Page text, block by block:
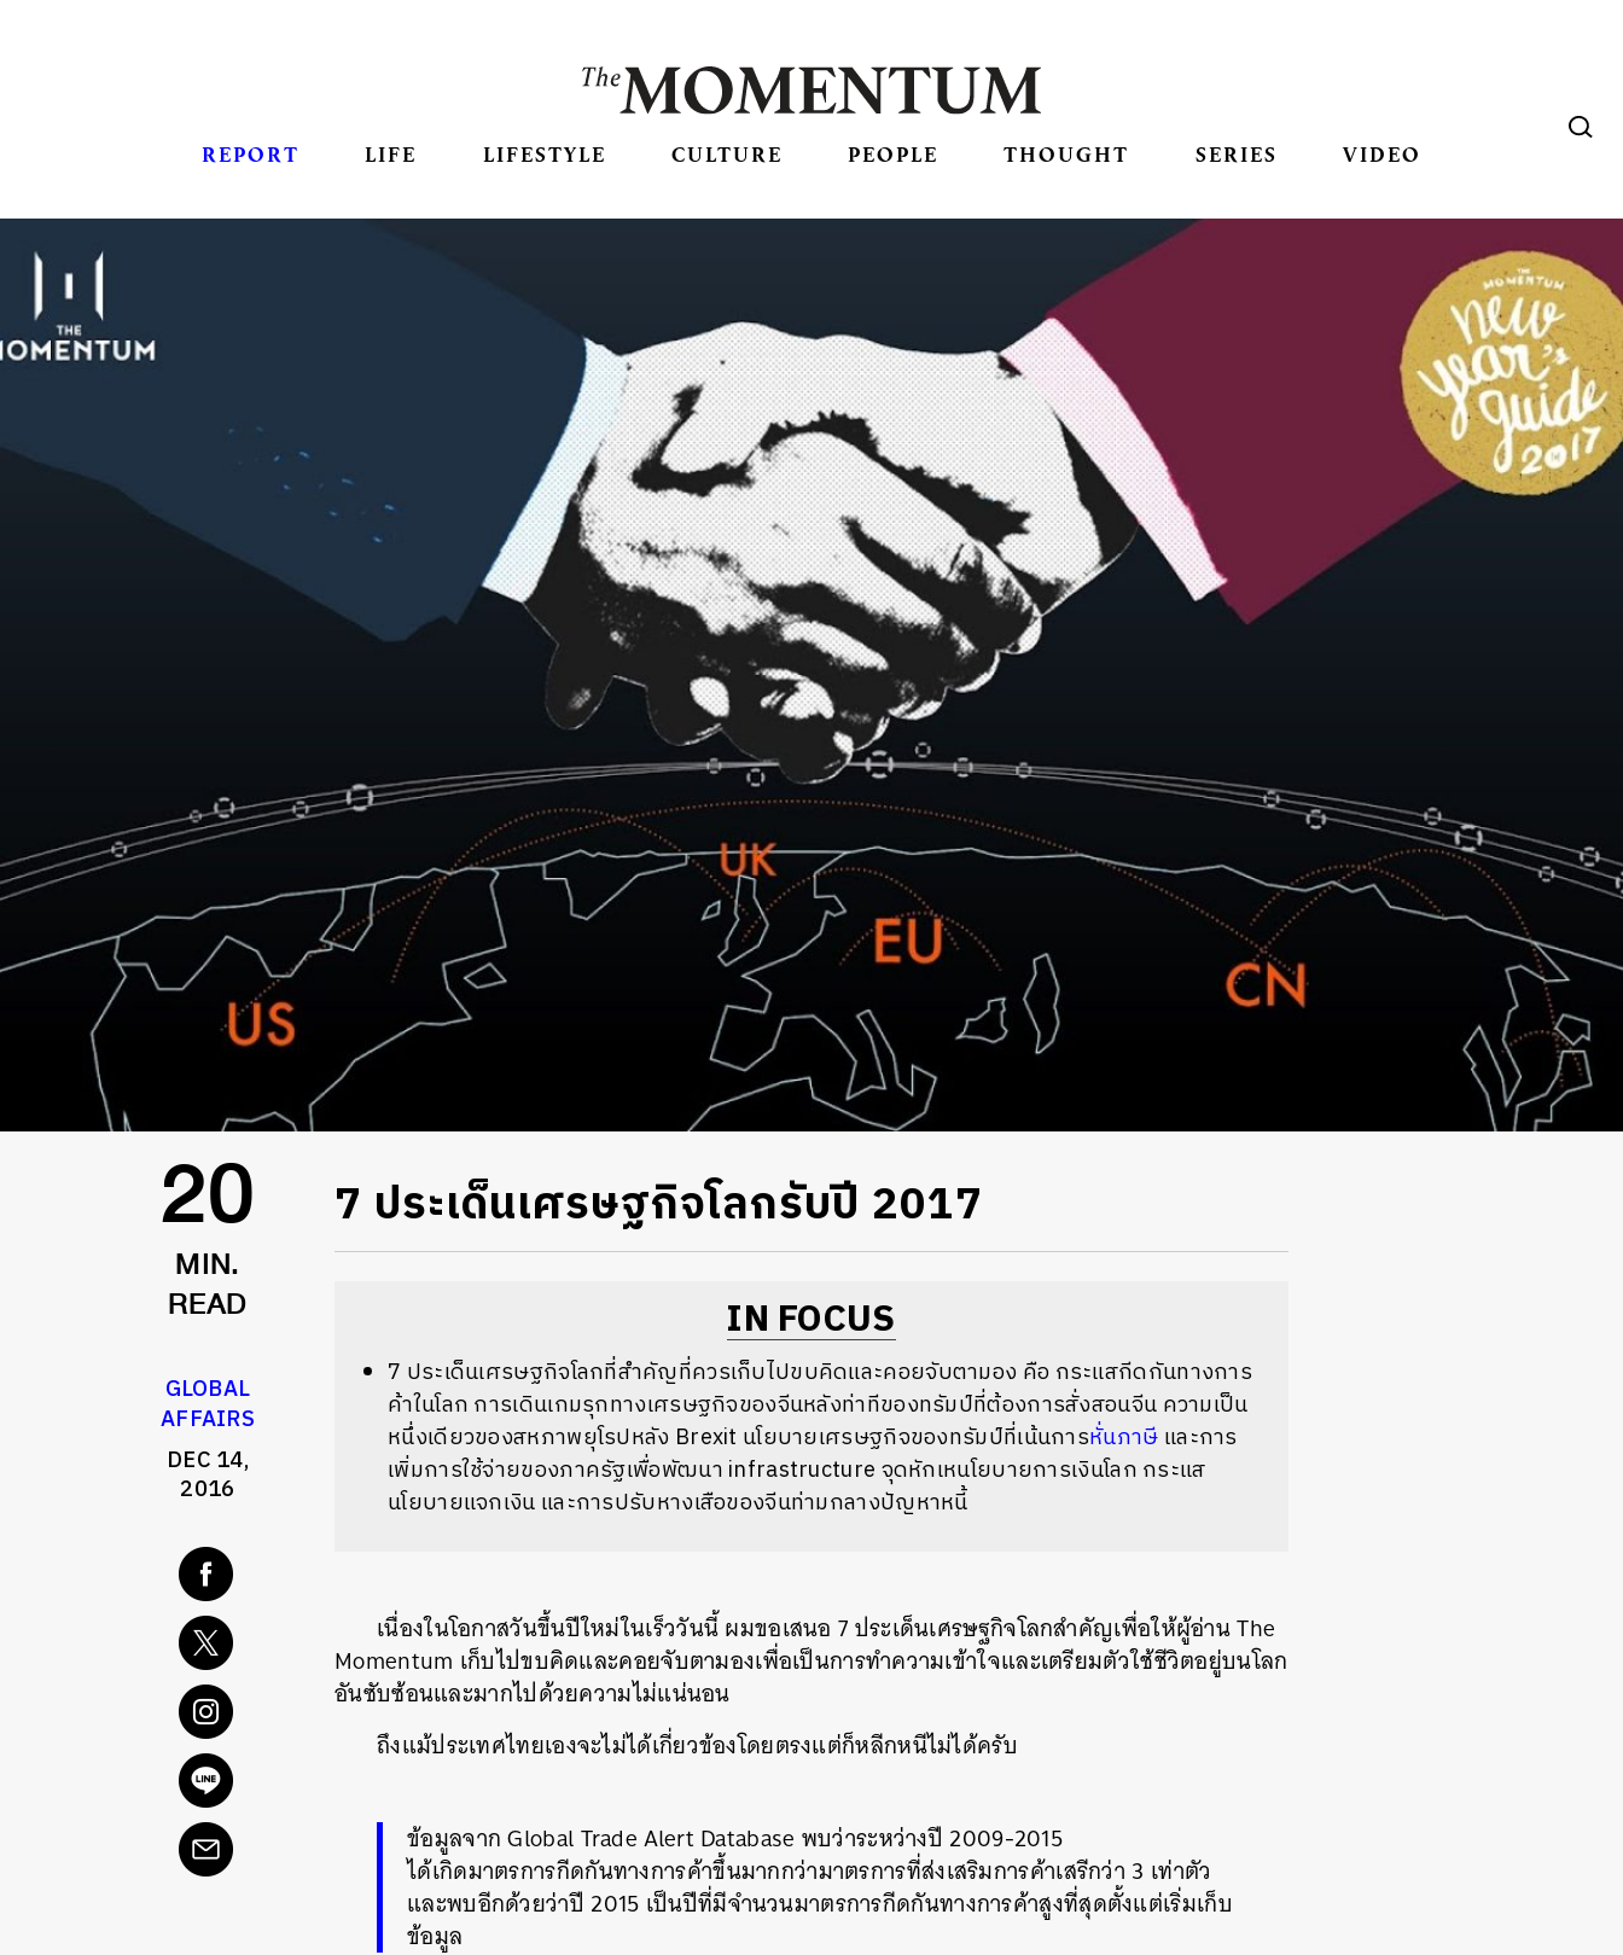
REPORT LIFE LIFESTYLE CULTURE PEOPLE THOUGHT SERIES VIDEO
20
MIN.
READ
GLOBAL
AFFAIRS
DEC 14,
2016
7 ประเด็นเศรษฐกิจโลกรับปี 2017
IN FOCUS
7 ประเด็นเศรษฐกิจโลกที่สำคัญที่ควรเก็บไปขบคิดและคอยจับตามอง คือ กระแสกีดกันทางการ
ค้าในโลก การเดินเกมรุกทางเศรษฐกิจของจีนหลังท่าทีของทรัมป์ที่ต้องการสั่งสอนจีน ความเป็น
หนึ่งเดียวของสหภาพยุโรปหลัง Brexit นโยบายเศรษฐกิจของทรัมป์ที่เน้นการหั่นภาษี และการ
เพิ่มการใช้จ่ายของภาครัฐเพื่อพัฒนา infrastructure จุดหักเหนโยบายการเงินโลก กระแส
นโยบายแจกเงิน และการปรับหางเสือของจีนท่ามกลางปัญหาหนี้
เนื่องในโอกาสวันขึ้นปีใหม่ในเร็ววันนี้ ผมขอเสนอ 7 ประเด็นเศรษฐกิจโลกสำคัญเพื่อให้ผู้อ่าน The
Momentum เก็บไปขบคิดและคอยจับตามองเพื่อเป็นการทำความเข้าใจและเตรียมตัวใช้ชีวิตอยู่บนโลก
อันซับซ้อนและมากไปด้วยความไม่แน่นอน
ถึงแม้ประเทศไทยเองจะไม่ได้เกี่ยวข้องโดยตรงแต่ก็หลีกหนีไม่ได้ครับ
ข้อมูลจาก Global Trade Alert Database พบว่าระหว่างปี 2009-2015
ได้เกิดมาตรการกีดกันทางการค้าขึ้นมากกว่ามาตรการที่ส่งเสริมการค้าเสรีกว่า 3 เท่าตัว
และพบอีกด้วยว่าปี 2015 เป็นปีที่มีจำนวนมาตรการกีดกันทางการค้าสูงที่สุดตั้งแต่เริ่มเก็บ
ข้อมูล